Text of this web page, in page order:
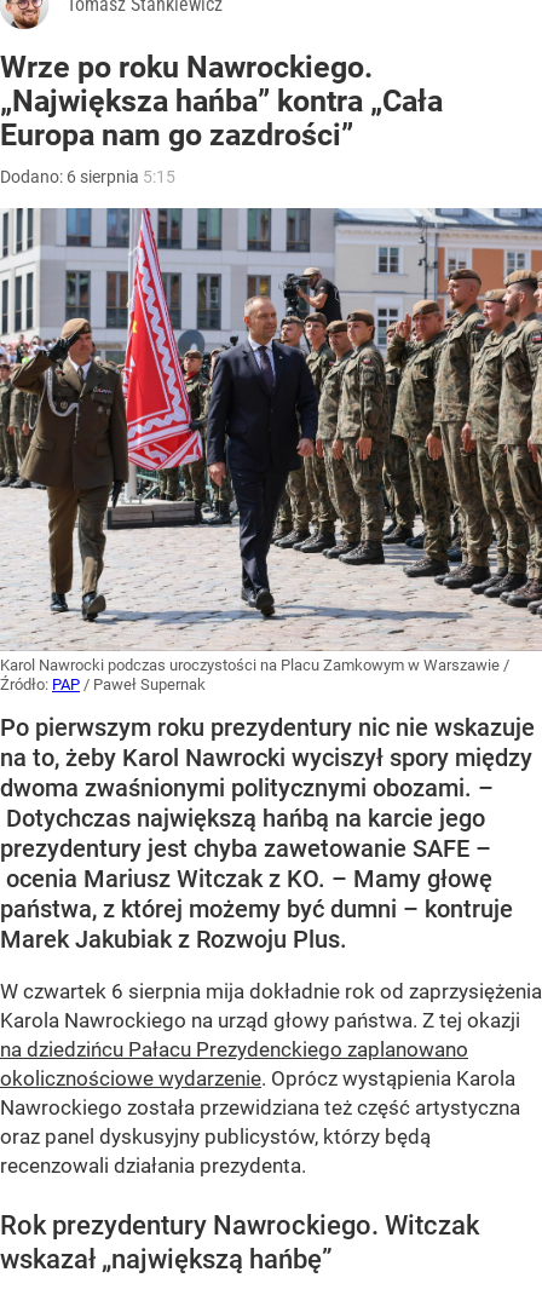
Wrze po roku Nawrockiego.
„Największa hańba” kontra „Cała
Europa nam go zazdrości”
Dodano: 6 sierpnia 5:15
Karol Nawrocki podczas uroczystości na Placu Zamkowym w Warszawie /
Źródło: PAP / Paweł Supernak
Po pierwszym roku prezydentury nic nie wskazuje
na to, żeby Karol Nawrocki wyciszył spory między
dwoma zwaśnionymi politycznymi obozami. –
Dotychczas największą hańbą na karcie jego
prezydentury jest chyba zawetowanie SAFE –
ocenia Mariusz Witczak z KO. – Mamy głowę
państwa, z której możemy być dumni – kontruje
Marek Jakubiak z Rozwoju Plus.
W czwartek 6 sierpnia mija dokładnie rok od zaprzysiężenia
Karola Nawrockiego na urząd głowy państwa. Z tej okazji
na dziedzińcu Pałacu Prezydenckiego zaplanowano
okolicznościowe wydarzenie. Oprócz wystąpienia Karola
Nawrockiego została przewidziana też część artystyczna
oraz panel dyskusyjny publicystów, którzy będą
recenzowali działania prezydenta.
Rok prezydentury Nawrockiego. Witczak
wskazał „największą hańbę”